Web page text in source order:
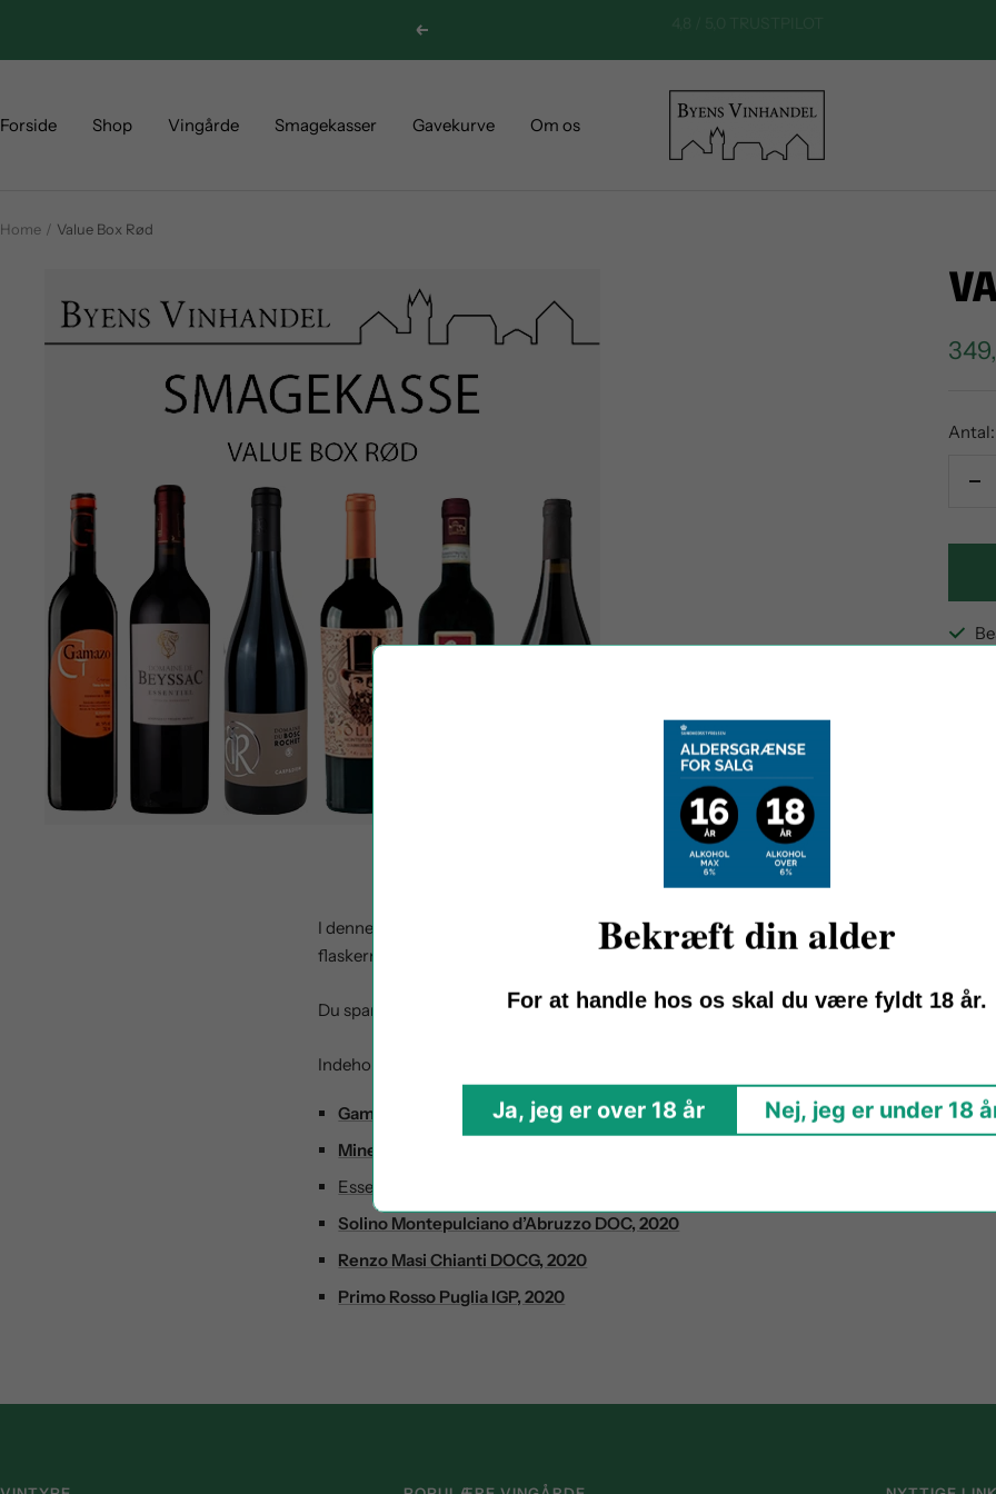
Previous
Forside Shop Vingårde Smagekasser Gavekurve Om os
Byens
Vinhandel
Home Value Box Rød
Sale
Antal:
I denne smagekasse får du virkelig vin for pengene, vi har samlet de bedste vine til den
flaskerne i smagekassen til KUN 349,-
Du sparer 345,-
Indeholder:
Gamazo Crianza, 2017
Minervois RGE AOP, 2016
Essentiel Côtes du Marmandais, 2011
Solino Montepulciano d’Abruzzo DOC, 2020
Renzo Masi Chianti DOCG, 2020
Primo Rosso Puglia IGP, 2020
Bekræft din alder
For at handle hos os skal du være fyldt 18 år.
Ja, jeg er over 18 år Nej, jeg er under 18